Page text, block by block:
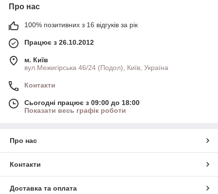
Про нас
100% позитивних з 16 відгуків за рік
Працює з 26.10.2012
м. Київ
вул.Межигірська 46/24 (Подол), Київ, Україна
Контакти
Сьогодні працює з 09:00 до 18:00
Показати весь графік роботи
Про нас
Контакти
Доставка та оплата